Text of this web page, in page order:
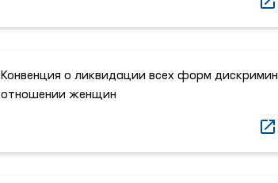
Конвенция о ликвидации всех форм
отношении женщин